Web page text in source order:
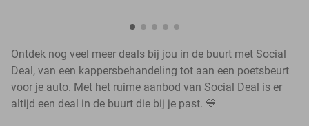
Ontdek nog veel meer deals bij jou in de buurt met Social
Deal, van een kappersbehandeling tot aan een poetsbeurt
voor je auto. Met het ruime aanbod van Social Deal is er
altijd een deal in de buurt die bij je past. 💙